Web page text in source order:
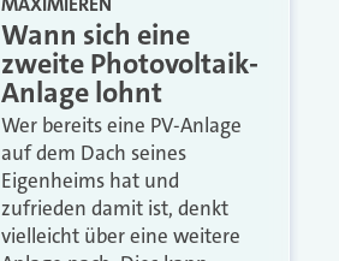
Wann sich eine
zweite Photovoltaik-
Anlage lohnt
Wer bereits eine PV-Anlage
auf dem Dach seines
Eigenheims hat und
zufrieden damit ist, denkt
vielleicht über eine weitere